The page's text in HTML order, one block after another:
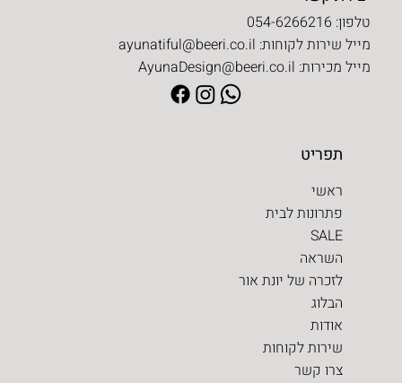
תפריט
ראשי
פתרונות לבית
SALE
השראה
לזכרה של יונת אור
הבלוג
אודות
שירות לקוחות
צרו קשר
טלפון: 054-6266216
מייל שירות לקוחות: ayunatiful@beeri.co.il
מייל מכירות: AyunaDesign@beeri.co.il